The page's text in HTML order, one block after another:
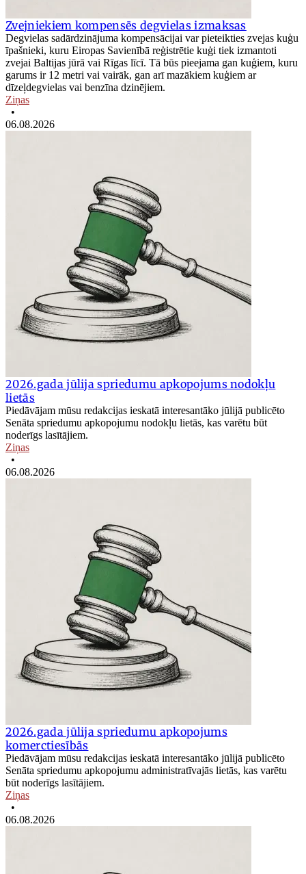
Zvejniekiem kompensēs degvielas izmaksas
Degvielas sadārdzinājuma kompensācijai var pieteikties zvejas kuģu
īpašnieki, kuru Eiropas Savienībā reģistrētie kuģi tiek izmantoti
zvejai Baltijas jūrā vai Rīgas līcī. Tā būs pieejama gan kuģiem, kuru
garums ir 12 metri vai vairāk, gan arī mazākiem kuģiem ar
dīzeļdegvielas vai benzīna dzinējiem.
Ziņas
•
06.08.2026
2026.gada jūlija spriedumu apkopojums nodokļu
lietās
Piedāvājam mūsu redakcijas ieskatā interesantāko jūlijā publicēto
Senāta spriedumu apkopojumu nodokļu lietās, kas varētu būt
noderīgs lasītājiem.
Ziņas
•
06.08.2026
2026.gada jūlija spriedumu apkopojums
komerctiesībās
Piedāvājam mūsu redakcijas ieskatā interesantāko jūlijā publicēto
Senāta spriedumu apkopojumu administratīvajās lietās, kas varētu
būt noderīgs lasītājiem.
Ziņas
•
06.08.2026